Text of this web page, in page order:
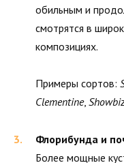
обильным и
смотрятся в
композициях.
Примеры сортов:
Clementine,
Флорибунда и
Более мощные